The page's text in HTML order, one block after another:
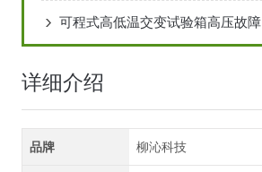
可程式高低温交变试验箱高压故障
详细介绍
品牌 柳沁科技